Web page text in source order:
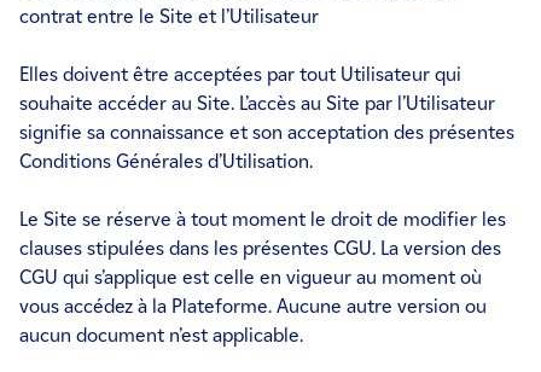
contrat entre le Site et l’Utilisateur
Elles doivent être acceptées par tout Utilisateur qui
souhaite accéder au Site. L’accès au Site par l’Utilisateur
signifie sa connaissance et son acceptation des présentes
Conditions Générales d’Utilisation.
Le Site se réserve à tout moment le droit de modifier les
clauses stipulées dans les présentes CGU. La version des
CGU qui s’applique est celle en vigueur au moment où
vous accédez à la Plateforme. Aucune autre version ou
aucun document n’est applicable.